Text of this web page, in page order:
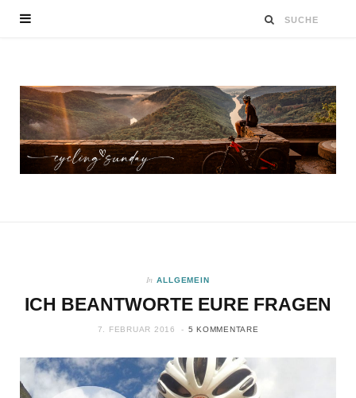
In ALLGEMEIN
ICH BEANTWORTE EURE FRAGEN
7. FEBRUAR 2016 5 KOMMENTARE